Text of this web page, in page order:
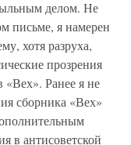
делом. Не
письме, я намерен
хотя разруха,
прозрения
«Вех». Ранее я не
сборника «Вех»
в антисоветской